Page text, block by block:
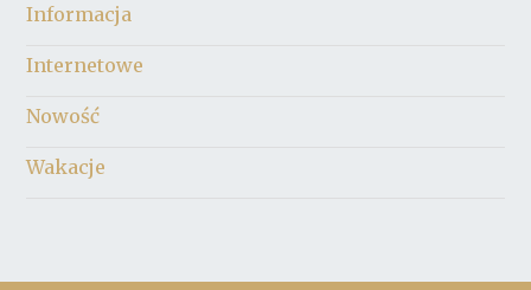
Informacja
Internetowe
Nowość
Wakacje